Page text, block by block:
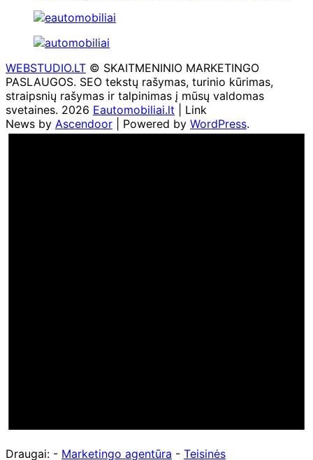
WEBSTUDIO.LT © SKAITMENINIO MARKETINGO
PASLAUGOS. SEO tekstų rašymas, turinio kūrimas,
straipsnių rašymas ir talpinimas į mūsų valdomas
svetaines. 2026 Eautomobiliai.lt | Link
News by Ascendoor | Powered by WordPress.
Draugai: - Marketingo agentūra - Teisinės